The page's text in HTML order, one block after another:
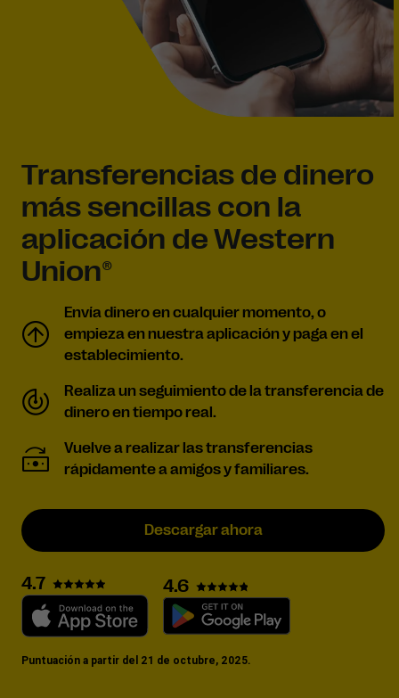
Transferencias de dinero
más sencillas con la
aplicación de Western
Union®
Envía dinero en cualquier momento, o
empieza en nuestra aplicación y paga en el
establecimiento.
Realiza un seguimiento de la transferencia de
dinero en tiempo real.
Vuelve a realizar las transferencias
rápidamente a amigos y familiares.
Descargar ahora
4.7 4.6
Puntuación a partir del 21 de octubre, 2025.